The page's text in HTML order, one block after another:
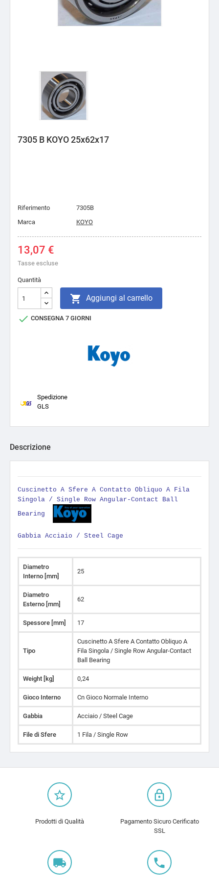
7305 B KOYO 25x62x17
Riferimento
7305B
Marca
KOYO
13,07 €
Tasse escluse
Quantità
 Aggiungi al carrello
 CONSEGNA 7 GIORNI
Spedizione
GLS
Descrizione
Cuscinetto A Sfere A Contatto Obliquo A Fila
Singola / Single Row Angular-Contact Ball
Bearing
Gabbia Acciaio / Steel Cage
Diametro
Interno [mm]
25
Diametro
Esterno [mm]
62
Spessore [mm] 17
Tipo
Cuscinetto A Sfere A Contatto Obliquo A
Fila Singola / Single Row Angular-Contact
Ball Bearing
Weight [kg] 0,24
Gioco Interno Cn Gioco Normale Interno
Gabbia Acciaio / Steel Cage
File di Sfere 1 Fila / Single Row
star_border
Prodotti di Qualità
lock_outline
Pagamento Sicuro Cerificato
SSL
local_shipping local_phone